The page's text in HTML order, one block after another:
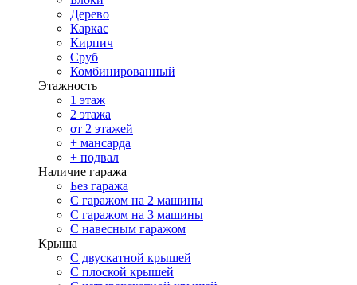
Дерево
Каркас
Кирпич
Сруб
Комбинированный
Этажность
1 этаж
2 этажа
от 2 этажей
+ мансарда
+ подвал
Наличие гаража
Без гаража
С гаражом на 2 машины
С гаражом на 3 машины
С навесным гаражом
Крыша
С двускатной крышей
С плоской крышей